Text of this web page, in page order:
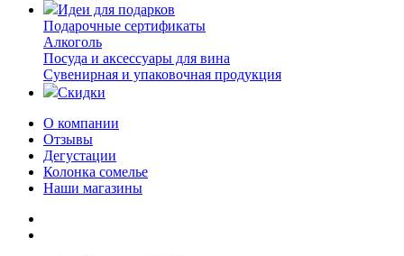
Идеи для подарков
Подарочные сертификаты
Алкоголь
Посуда и аксессуары для вина
Сувенирная и упаковочная продукция
Скидки
О компании
Отзывы
Дегустации
Колонка сомелье
Наши магазины